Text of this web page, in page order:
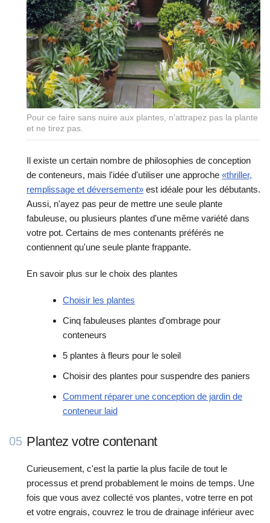
Pour ce faire sans nuire aux plantes, n'attrapez pas la plante
et ne tirez pas.
Il existe un certain nombre de philosophies de conception
de conteneurs, mais l'idée d'utiliser une approche «thriller,
remplissage et déversement» est idéale pour les débutants.
Aussi, n'ayez pas peur de mettre une seule plante
fabuleuse, ou plusieurs plantes d'une même variété dans
votre pot. Certains de mes contenants préférés ne
contiennent qu'une seule plante frappante.
En savoir plus sur le choix des plantes
Choisir les plantes
Cinq fabuleuses plantes d'ombrage pour
conteneurs
5 plantes à fleurs pour le soleil
Choisir des plantes pour suspendre des paniers
Comment réparer une conception de jardin de
conteneur laid
05 Plantez votre contenant
Curieusement, c'est la partie la plus facile de tout le
processus et prend probablement le moins de temps. Une
fois que vous avez collecté vos plantes, votre terre en pot
et votre engrais, couvrez le trou de drainage inférieur avec